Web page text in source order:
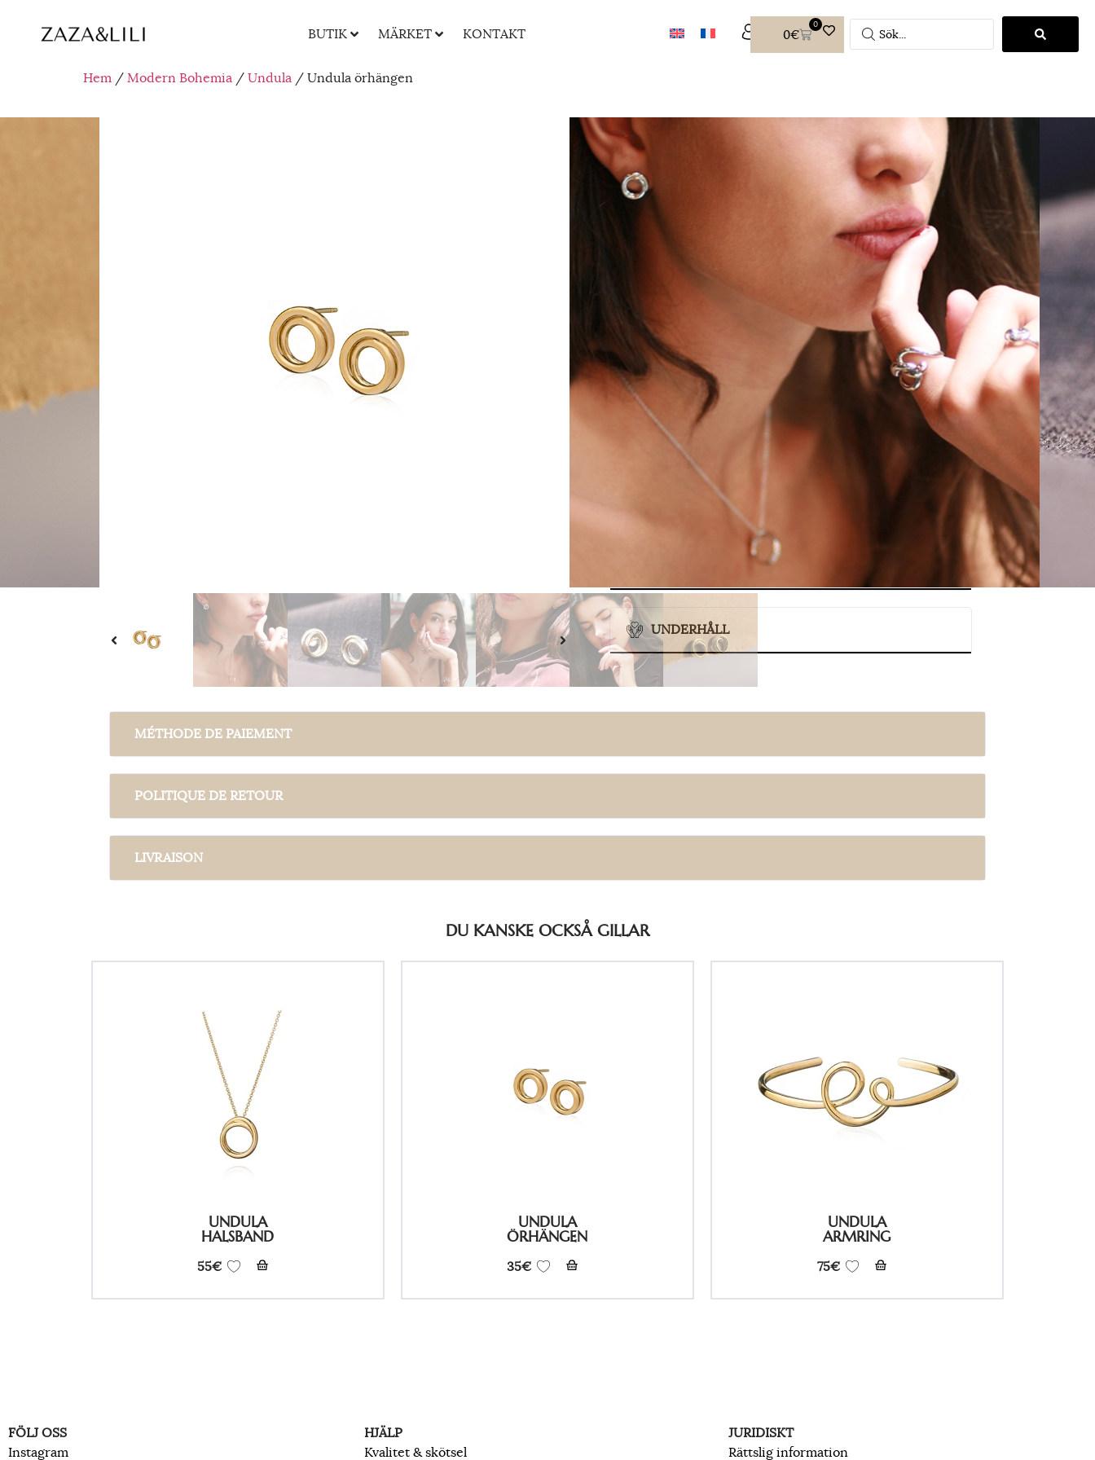
BUTIK MÄRKET KONTAKT 0€
0
Hem / Modern Bohemia / Undula / Undula örhängen
UNDULA
ÖRHÄNGEN
Stiftörhängen med två runda ringar på örsnibben, för en
grafisk och modern design. Lätta och eleganta, de tillför en
samtida och sofistikerad touch till alla outfits.
LÄGG TILL I VARUKORG
SAMMANSÄTTNING
UNDERHÅLL
MÉTHODE DE PAIEMENT
POLITIQUE DE RETOUR
LIVRAISON
DU KANSKE OCKSÅ GILLAR
UNDULA
HALSBAND
55€
UNDULA
ÖRHÄNGEN
35€
UNDULA
ARMRING
75€
FÖLJ OSS
Instagram
HJÄLP
Kvalitet & skötsel
JURIDISKT
Rättslig information